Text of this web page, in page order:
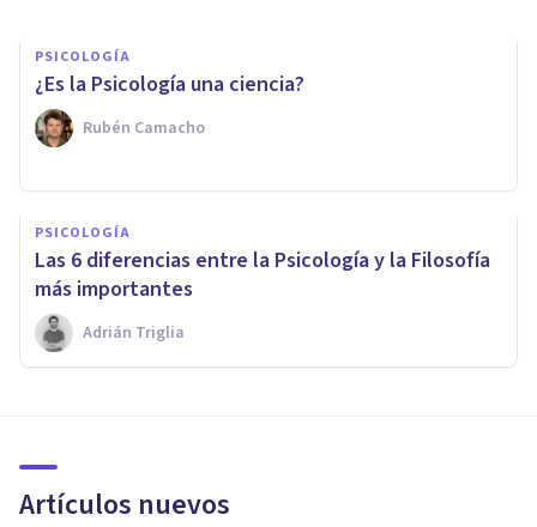
PSICOLOGÍA
¿Es la Psicología una ciencia?
Rubén Camacho
PSICOLOGÍA
Las 6 diferencias entre la Psicología y la Filosofía
más importantes
Adrián Triglia
Artículos nuevos